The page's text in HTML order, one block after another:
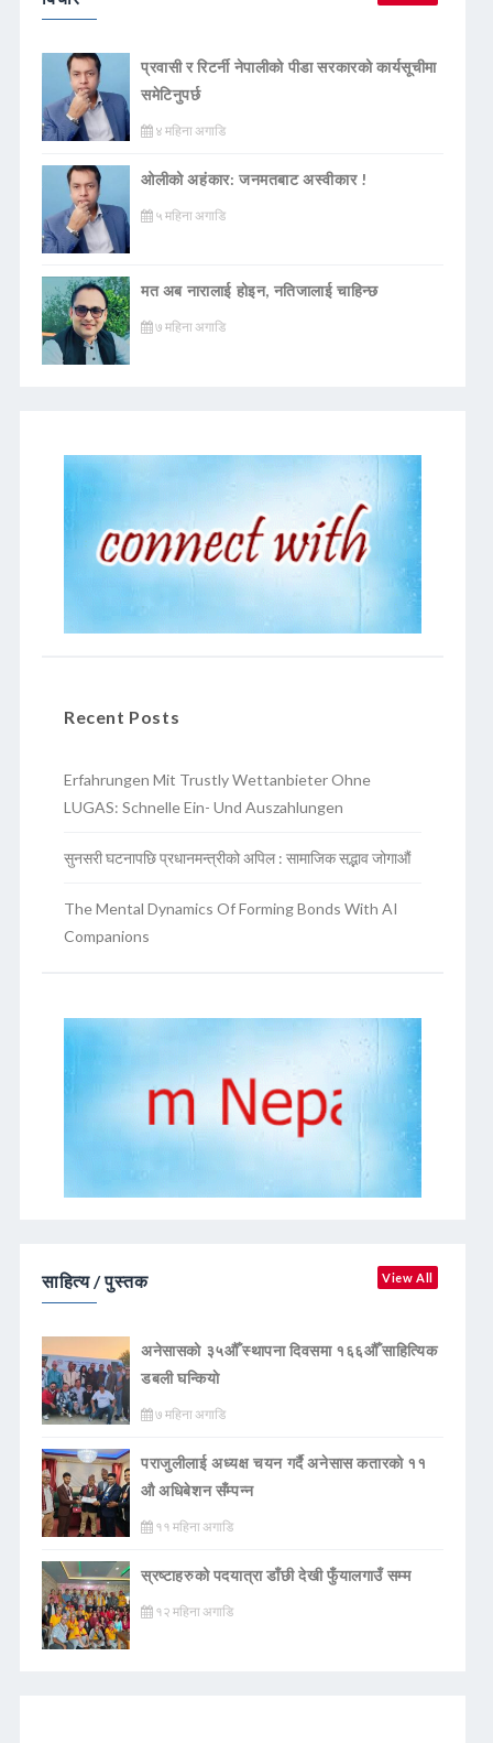
प्रवासी र रिटर्नी नेपालीको पीडा सरकारको कार्यसूचीमा
समेटिनुपर्छ
४ महिना अगाडि
ओलीको अहंकार: जनमतबाट अस्वीकार !
५ महिना अगाडि
मत अब नारालाई होइन, नतिजालाई चाहिन्छ
७ महिना अगाडि
Recent Posts
Erfahrungen Mit Trustly Wettanbieter Ohne
LUGAS: Schnelle Ein- Und Auszahlungen
सुनसरी घटनापछि प्रधानमन्त्रीको अपिल : सामाजिक सद्भाव जोगाऔं
The Mental Dynamics Of Forming Bonds With AI
Companions
साहित्य / पुस्तक View All
अनेसासको ३५औँ स्थापना दिवसमा १६६औँ साहित्यिक
डबली घन्कियाे
७ महिना अगाडि
पराजुलीलाई अध्यक्ष चयन गर्दै अनेसास कतारको ११
औ अधिबेशन सँम्पन्न
११ महिना अगाडि
स्रष्टाहरुको पदयात्रा डाँछी देखी फुँयालगाउँ सम्म
१२ महिना अगाडि